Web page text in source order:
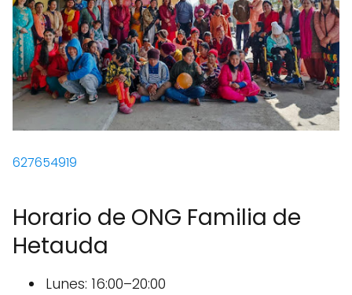
627654919
Horario de ONG Familia de
Hetauda
Lunes: 16:00–20:00